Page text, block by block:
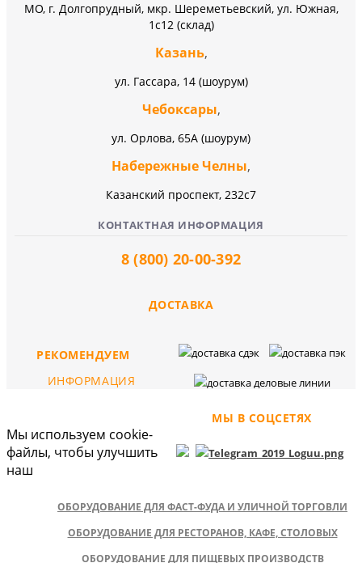
МО, г. Долгопрудный, мкр. Шереметьевский, ул. Южная,
1с12 (склад)
Казань,
ул. Гассара, 14 (шоурум)
Чебоксары,
ул. Орлова, 65А (шоурум)
Набережные Челны,
Казанский проспект, 232c7
КОНТАКТНАЯ ИНФОРМАЦИЯ
8 (800) 20-00-392
ДОСТАВКА
МЫ В СОЦСЕТЯХ
РЕКОМЕНДУЕМ
ОБОРУДОВАНИЕ ДЛЯ ФАСТ-ФУДА И УЛИЧНОЙ ТОРГОВЛИ
ОБОРУДОВАНИЕ ДЛЯ РЕСТОРАНОВ, КАФЕ, СТОЛОВЫХ
ОБОРУДОВАНИЕ ДЛЯ ПИЩЕВЫХ ПРОИЗВОДСТВ
ИНФОРМАЦИЯ
Мы используем cookie-
файлы, чтобы улучшить
наш